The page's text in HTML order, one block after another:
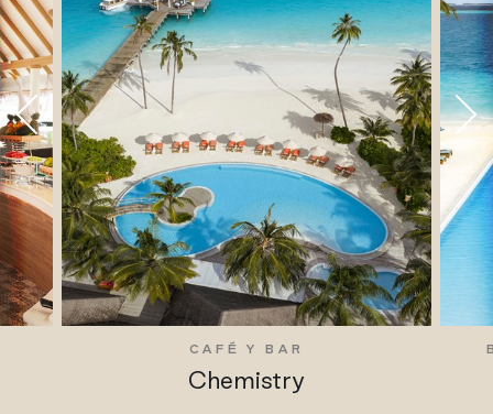
CAFÉ Y BAR
Chemistry